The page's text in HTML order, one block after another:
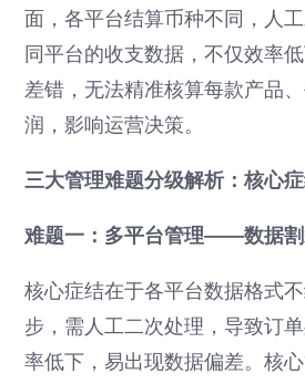
面，各平台结算币种不同，人
同平台的收支数据，不仅效率
差错，无法精准核算每款产品
润，影响运营决策。
三大管理难题分级解析：核心
难题一：多平台管理——数据割
核心症结在于各平台数据格式
步，需人工二次处理，导致订
率低下，易出现数据偏差。核